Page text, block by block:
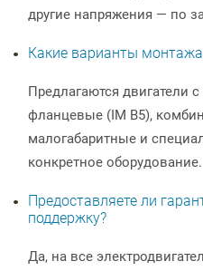
другие напряжения — по
Какие варианты
Предлагаются двигатели
фланцевые (IM B5),
малогабаритные и
конкретное оборудование.
Предоставляете ли
поддержку?
Да, на все